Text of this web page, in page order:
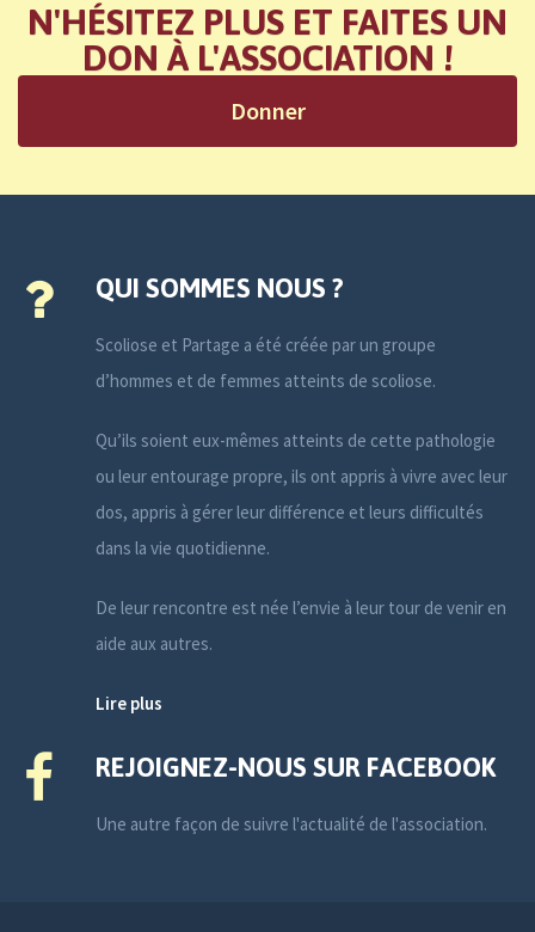
N'HÉSITEZ PLUS ET FAITES UN
DON À L'ASSOCIATION !
Donner
QUI SOMMES NOUS ?
Scoliose et Partage a été créée par un groupe
d’hommes et de femmes atteints de scoliose.
Qu’ils soient eux-mêmes atteints de cette pathologie
ou leur entourage propre, ils ont appris à vivre avec leur
dos, appris à gérer leur différence et leurs difficultés
dans la vie quotidienne.
De leur rencontre est née l’envie à leur tour de venir en
aide aux autres.
Lire plus
REJOIGNEZ-NOUS SUR FACEBOOK
Une autre façon de suivre l'actualité de l'association.